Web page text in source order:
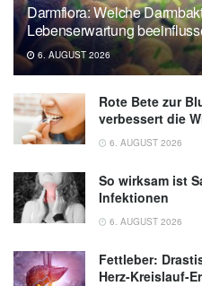
Darmflora: Welche
Lebenserwartung
6. AUGUST 2026
Rote Bete zur
verbessert die
6. AUGUST 2026
So wirksam ist
Infektionen
6. AUGUST 2026
Fettleber:
Herz-Kreislauf-